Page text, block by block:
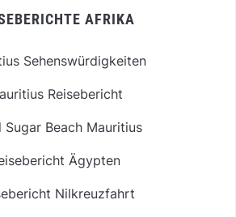
AFRIKA
Sehenswürdigkeiten
Reisebericht
Sugar Beach Mauritius
Ägypten
Nilkreuzfahrt